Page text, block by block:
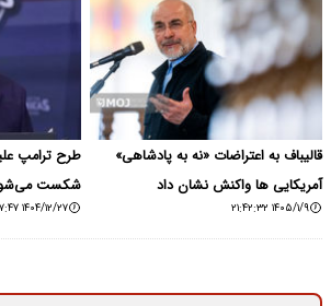
قالیباف به اعتراضات «نه به پادشاهی»
آمریکایی ها واکنش نشان داد
۱۴۰۵/۱/۹ ۲۱:۴۲:۳۲
طرح ترامپ
شکست
۱۴۰۴/۱۲/۲۷ ۱۷:۰۷:۴۷